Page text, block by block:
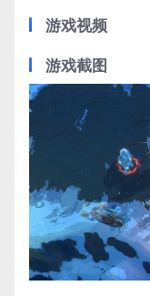
游戏视频
游戏截图